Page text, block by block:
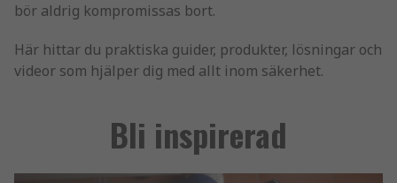
bör aldrig kompromissas bort.
Här hittar du praktiska guider, produkter, lösningar och
videor som hjälper dig med allt inom säkerhet.
Bli inspirerad